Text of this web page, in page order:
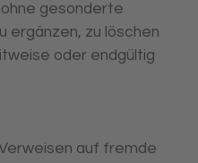
gesonderte
ergänzen, zu löschen
oder endgültig
auf fremde